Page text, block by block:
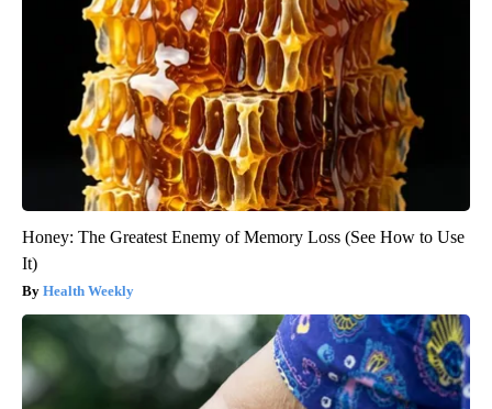
Honey: The Greatest Enemy of Memory Loss (See How to Use
It)
Health Weekly